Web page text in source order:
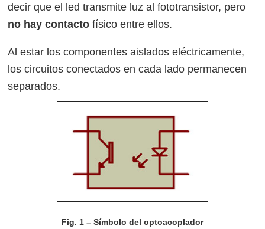
decir que el led transmite luz al fototransistor, pero
no hay contacto físico entre ellos.
Al estar los componentes aislados eléctricamente,
los circuitos conectados en cada lado permanecen
separados.
Fig. 1 – Símbolo del optoacoplador